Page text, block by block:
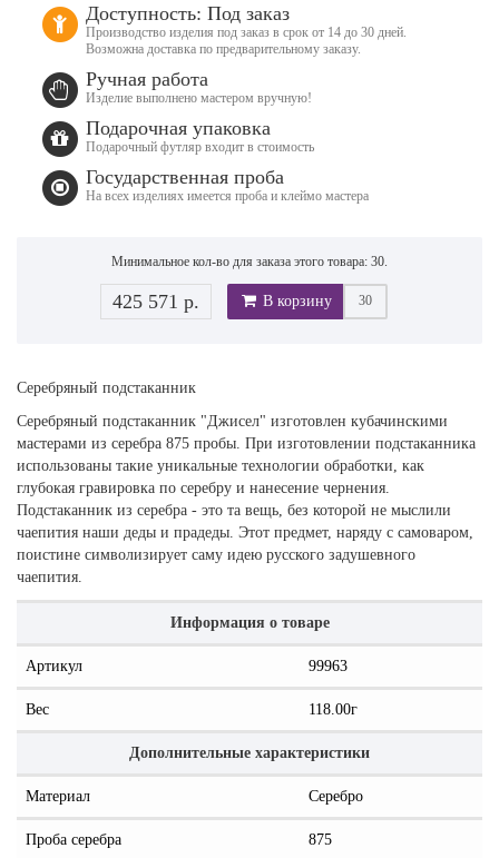
Доступность: Под заказ
Производство изделия под заказ в срок от 14 до 30 дней.
Возможна доставка по предварительному заказу.
Ручная работа
Изделие выполнено мастером вручную!
Подарочная упаковка
Подарочный футляр входит в стоимость
Государственная проба
На всех изделиях имеется проба и клеймо мастера
Минимальное кол-во для заказа этого товара: 30.
425 571 р. В корзину
Серебряный подстаканник
Серебряный подстаканник "Джисел" изготовлен кубачинскими
мастерами из серебра 875 пробы. При изготовлении подстаканника
использованы такие уникальные технологии обработки, как
глубокая гравировка по серебру и нанесение чернения.
Подстаканник из серебра - это та вещь, без которой не мыслили
чаепития наши деды и прадеды. Этот предмет, наряду с самоваром,
поистине символизирует саму идею русского задушевного
чаепития.
Информация о товаре
Артикул 99963
Вес 118.00г
Дополнительные характеристики
Материал Серебро
Проба серебра 875